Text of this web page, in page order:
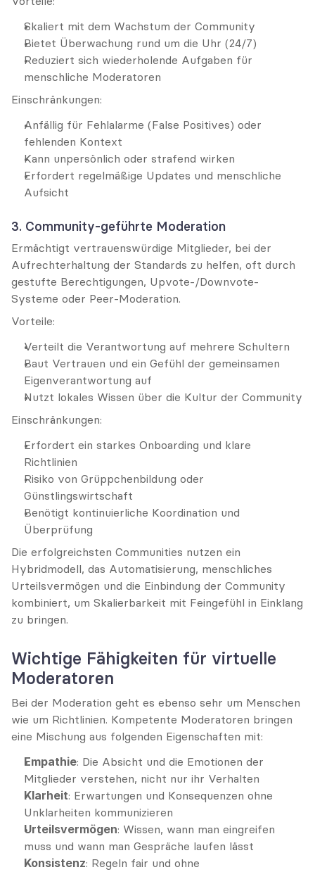
Skaliert mit dem Wachstum der Community
Bietet Überwachung rund um die Uhr (24/7)
Reduziert sich wiederholende Aufgaben für
menschliche Moderatoren
Einschränkungen:
Anfällig für Fehlalarme (False Positives) oder
fehlenden Kontext
Kann unpersönlich oder strafend wirken
Erfordert regelmäßige Updates und menschliche
Aufsicht
3. Community-geführte Moderation
Ermächtigt vertrauenswürdige Mitglieder, bei der
Aufrechterhaltung der Standards zu helfen, oft durch
gestufte Berechtigungen, Upvote-/Downvote-
Systeme oder Peer-Moderation.
Vorteile:
Verteilt die Verantwortung auf mehrere Schultern
Baut Vertrauen und ein Gefühl der gemeinsamen
Eigenverantwortung auf
Nutzt lokales Wissen über die Kultur der Community
Einschränkungen:
Erfordert ein starkes Onboarding und klare
Richtlinien
Risiko von Grüppchenbildung oder
Günstlingswirtschaft
Benötigt kontinuierliche Koordination und
Überprüfung
Die erfolgreichsten Communities nutzen ein
Hybridmodell, das Automatisierung, menschliches
Urteilsvermögen und die Einbindung der Community
kombiniert, um Skalierbarkeit mit Feingefühl in Einklang
zu bringen.
Wichtige Fähigkeiten für virtuelle
Moderatoren
Bei der Moderation geht es ebenso sehr um Menschen
wie um Richtlinien. Kompetente Moderatoren bringen
eine Mischung aus folgenden Eigenschaften mit:
Empathie: Die Absicht und die Emotionen der
Mitglieder verstehen, nicht nur ihr Verhalten
Klarheit: Erwartungen und Konsequenzen ohne
Unklarheiten kommunizieren
Urteilsvermögen: Wissen, wann man eingreifen
muss und wann man Gespräche laufen lässt
Konsistenz: Regeln fair und ohne